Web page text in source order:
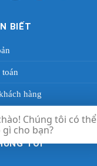
BIẾT
toán
hàng
TÔI
Chúng tôi có thể
gì cho bạn?